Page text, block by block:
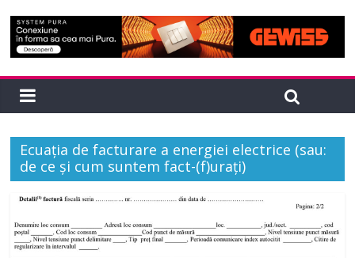
Ecuația de facturare a energiei electrice (sau:
de ce și cum suntem fact-(f)urați)